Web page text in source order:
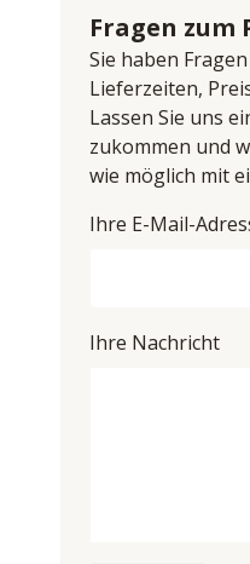
Fragen zum
Sie haben
Lieferzeiten,
Lassen Sie uns
zukommen und
wie möglich mit
Ihre E-Mail-
Ihre Nachricht